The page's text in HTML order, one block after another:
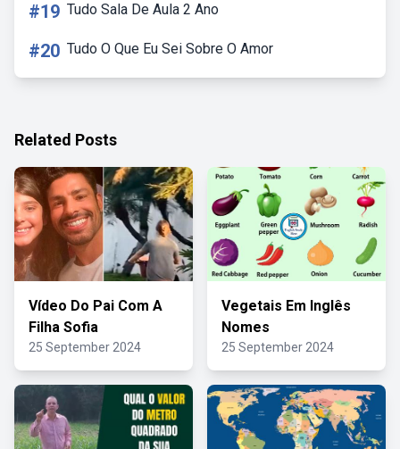
#19 Tudo Sala De Aula 2 Ano
#20 Tudo O Que Eu Sei Sobre O Amor
Related Posts
Vídeo Do Pai Com A
Filha Sofia
25 September 2024
Vegetais Em Inglês
Nomes
25 September 2024